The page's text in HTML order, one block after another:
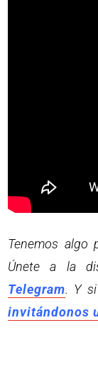
Tenemos algo
Únete a la
Telegram. Y
invitándonos